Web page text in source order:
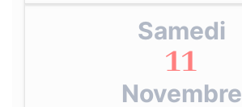
Samedi
11
Novembre